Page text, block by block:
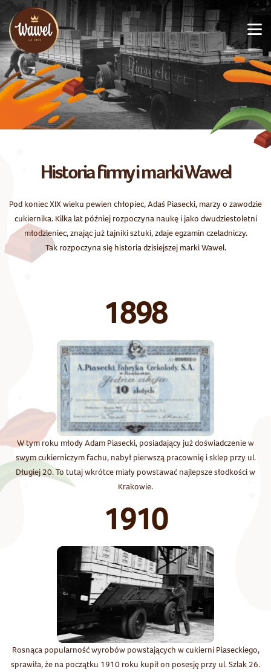
Historia firmy i marki Wawel
Pod koniec XIX wieku pewien chłopiec, Adaś Piasecki, marzy o zawodzie
cukiernika. Kilka lat później rozpoczyna naukę i jako dwudziestoletni
młodzieniec, znając już tajniki sztuki, zdaje egzamin czeladniczy.
Tak rozpoczyna się historia dzisiejszej marki Wawel.
1898
W tym roku młody Adam Piasecki, posiadający już doświadczenie w
swym cukierniczym fachu, nabył pierwszą pracownię i sklep przy ul.
Długiej 20. To tutaj wkrótce miały powstawać najlepsze słodkości w
Krakowie.
1910
Rosnąca popularność wyrobów powstających w cukierni Piaseckiego,
sprawiła, że na początku 1910 roku kupił on posesję przy ul. Szlak 26.